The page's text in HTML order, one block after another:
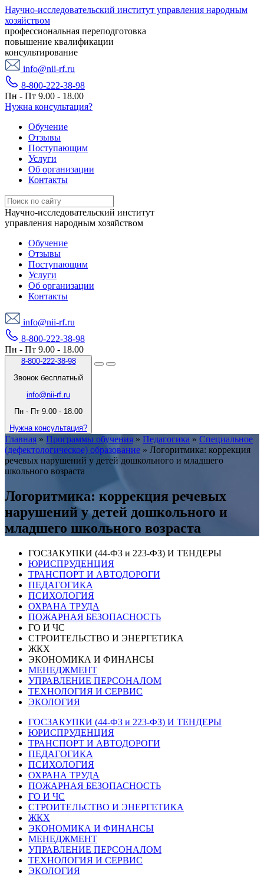
Научно-исследовательский институт управления народным
хозяйством
профессиональная переподготовка
повышение квалификации
консультирование
info@nii-rf.ru
8-800-222-38-98
Пн - Пт 9.00 - 18.00
Нужна консультация?
Обучение
Отзывы
Поступающим
Услуги
Об организации
Контакты
Научно-исследовательский институт
управления народным хозяйством
Обучение
Отзывы
Поступающим
Услуги
Об организации
Контакты
info@nii-rf.ru
8-800-222-38-98
Пн - Пт 9.00 - 18.00
8-800-222-38-98
Звонок бесплатный
info@nii-rf.ru
Пн - Пт 9.00 - 18.00
Нужна консультация?
Главная » Программы обучения » Педагогика » Специальное
(дефектологическое) образование » Логоритмика: коррекция
речевых нарушений у детей дошкольного и младшего
школьного возраста
Логоритмика: коррекция речевых
нарушений у детей дошкольного и
младшего школьного возраста
ГОСЗАКУПКИ (44-ФЗ и 223-ФЗ) И ТЕНДЕРЫ
ЮРИСПРУДЕНЦИЯ
ТРАНСПОРТ И АВТОДОРОГИ
ПЕДАГОГИКА
ПСИХОЛОГИЯ
ОХРАНА ТРУДА
ПОЖАРНАЯ БЕЗОПАСНОСТЬ
ГО И ЧС
СТРОИТЕЛЬСТВО И ЭНЕРГЕТИКА
ЖКХ
ЭКОНОМИКА И ФИНАНСЫ
МЕНЕДЖМЕНТ
УПРАВЛЕНИЕ ПЕРСОНАЛОМ
ТЕХНОЛОГИЯ И СЕРВИС
ЭКОЛОГИЯ
ГОСЗАКУПКИ (44-ФЗ и 223-ФЗ) И ТЕНДЕРЫ
ЮРИСПРУДЕНЦИЯ
ТРАНСПОРТ И АВТОДОРОГИ
ПЕДАГОГИКА
ПСИХОЛОГИЯ
ОХРАНА ТРУДА
ПОЖАРНАЯ БЕЗОПАСНОСТЬ
ГО И ЧС
СТРОИТЕЛЬСТВО И ЭНЕРГЕТИКА
ЖКХ
ЭКОНОМИКА И ФИНАНСЫ
МЕНЕДЖМЕНТ
УПРАВЛЕНИЕ ПЕРСОНАЛОМ
ТЕХНОЛОГИЯ И СЕРВИС
ЭКОЛОГИЯ